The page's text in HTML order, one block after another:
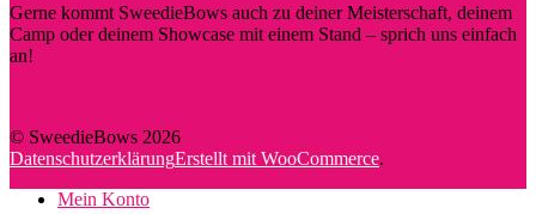
Gerne kommt SweedieBows auch zu deiner Meisterschaft, deinem
Camp oder deinem Showcase mit einem Stand – sprich uns einfach
an!
© SweedieBows 2026
DatenschutzerklärungErstellt mit WooCommerce.
Mein Konto